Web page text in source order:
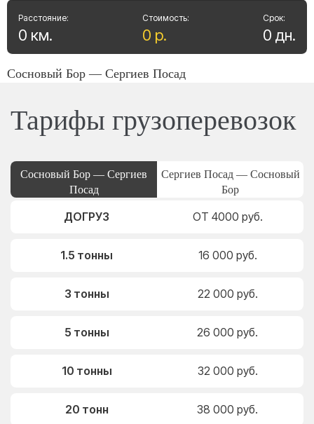
Стоимость:
0 р.
Расстояние:
0 км.
Срок:
0 дн.
Сосновый Бор — Сергиев Посад
Тарифы грузоперевозок
Сосновый Бор — Сергиев
Посад
Сергиев Посад — Сосновый
Бор
ДОГРУЗ ОТ 4000 руб.
1.5 тонны 16 000 руб.
3 тонны 22 000 руб.
5 тонны 26 000 руб.
10 тонны 32 000 руб.
20 тонн 38 000 руб.